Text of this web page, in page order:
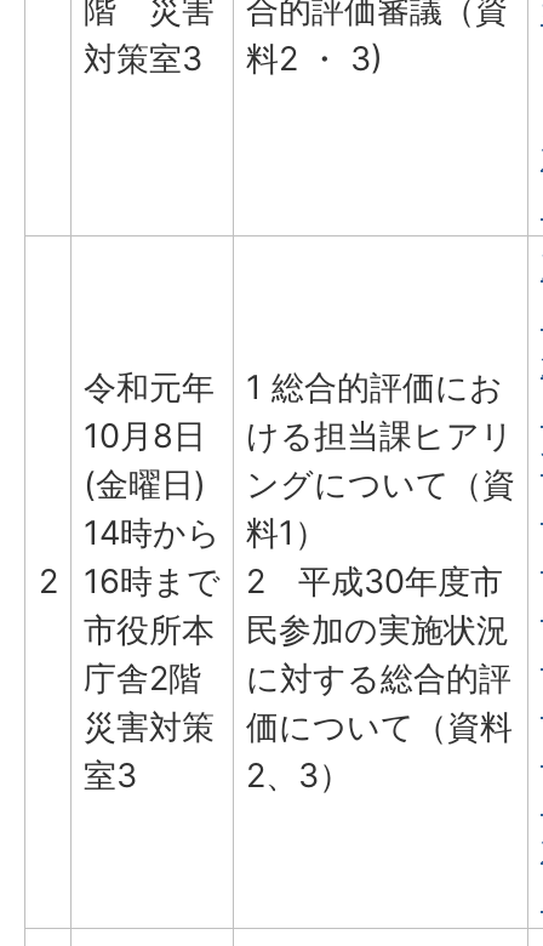
階 災害
対策室3
合的評価審議（資
料2 ・ 3)
2
令和元年
10月8日
(金曜日)
14時から
16時まで
市役所本
庁舎2階
災害対策
室3
1 総合的評価にお
ける担当課ヒアリ
ングについて（資
料1）
2 平成30年度市
民参加の実施状況
に対する総合的評
価について（資料
2、3）